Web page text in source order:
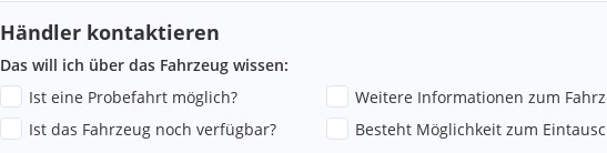
Händler kontaktieren
Das will ich über das Fahrzeug wissen:
Ist eine Probefahrt möglich?
Weitere Informationen zum
Ist das Fahrzeug noch verfügbar?
Besteht Möglichkeit zum